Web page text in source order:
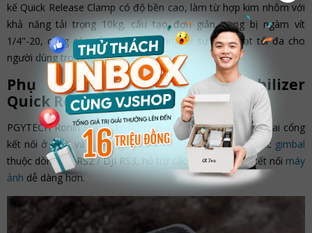
kế Quick Release Clamp có độ bền cao, làm từ hợp kim nhôm với
khả năng tải trọng 10kg, cấu tạo đơn giản trang bị ngàm vít
1/4"-20, cùng các cổng kết nối mang lại sự linh hoạt tối đa cho
người dùng trong quá trình tác nghiệp.
Phụ kiện PGYTECH Ronin Stabilizer
Quick Release Clamp
PGYTECH Ronin Stabilizer Quick Release Clamp trang bị hai cổng
kết nối ở dưới và ở bên giúp phụ kiện tương thích với các gimbal
thuộc dòng DJI RS2 / DJI RS3, hỗ trợ các nhiếp ảnh gia kết nối máy
ảnh dễ dàng hơn.